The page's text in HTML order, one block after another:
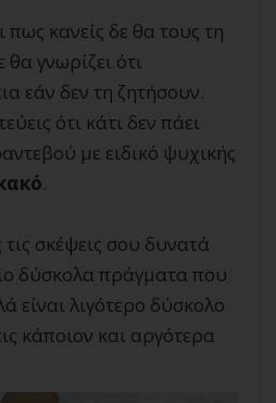
πως κανείς δε θα τους τη
θα γνωρίζει ότι
εάν δεν τη ζητήσουν.
ότι κάτι δεν πάει
με ειδικό ψυχικής
.
σκέψεις σου δυνατά
δύσκολα πράγματα που
είναι λιγότερο δύσκολο
κάποιον και αργότερα